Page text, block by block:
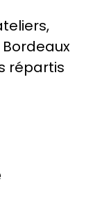
répartis